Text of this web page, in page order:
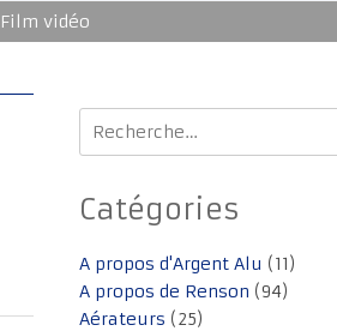
Film vidéo
Rechercher :
Catégories
A propos d'Argent Alu (11)
A propos de Renson (94)
Aérateurs (25)